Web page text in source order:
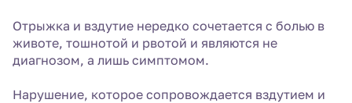
Отрыжка и вздутие нередко сочетается с болью в
животе, тошнотой и рвотой и являются не
диагнозом, а лишь симптомом.
Нарушение, которое сопровождается вздутием и